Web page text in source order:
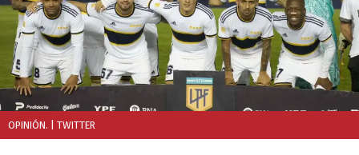
OPINIÓN. | TWITTER